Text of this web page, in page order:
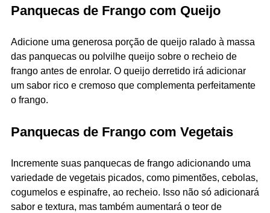
Panquecas de Frango com Queijo
Adicione uma generosa porção de queijo ralado à massa
das panquecas ou polvilhe queijo sobre o recheio de
frango antes de enrolar. O queijo derretido irá adicionar
um sabor rico e cremoso que complementa perfeitamente
o frango.
Panquecas de Frango com Vegetais
Incremente suas panquecas de frango adicionando uma
variedade de vegetais picados, como pimentões, cebolas,
cogumelos e espinafre, ao recheio. Isso não só adicionará
sabor e textura, mas também aumentará o teor de